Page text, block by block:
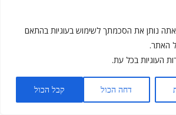
אתה נותן את הסכמתך לשימוש בעוגיות בהתאם
האתר.
העוגיות בכל עת.
דחה הכול קבל הכול